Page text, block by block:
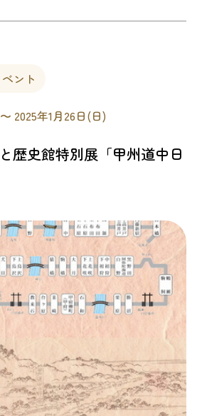
ント
2025年1月26日(日)
歴史館特別展「甲州道中日